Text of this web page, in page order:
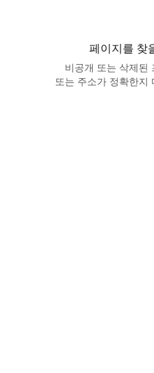
페이지를 찾
비공개 또는 삭제된
또는 주소가 정확한지